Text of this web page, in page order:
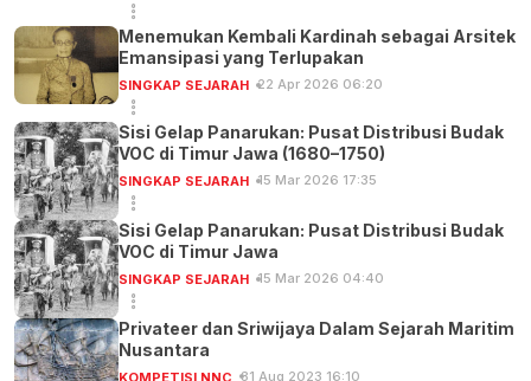
Menemukan Kembali Kardinah sebagai Arsitek
Emansipasi yang Terlupakan
SINGKAP SEJARAH 22 Apr 2026 06:20
Sisi Gelap Panarukan: Pusat Distribusi Budak
VOC di Timur Jawa (1680–1750)
SINGKAP SEJARAH 15 Mar 2026 17:35
Sisi Gelap Panarukan: Pusat Distribusi Budak
VOC di Timur Jawa
SINGKAP SEJARAH 15 Mar 2026 04:40
Privateer dan Sriwijaya Dalam Sejarah Maritim
Nusantara
KOMPETISI NNC 31 Aug 2023 16:10